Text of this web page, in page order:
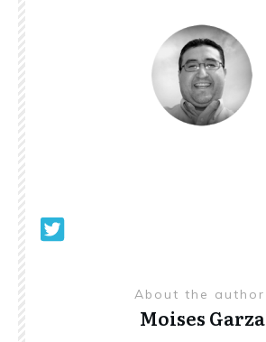
About the author
Moises Garza